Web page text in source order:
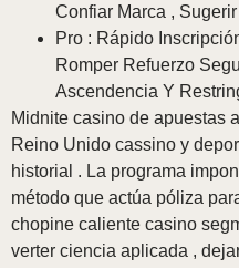
Confiar Marca ,
Pro : Rápido
Romper Refuerzo
Ascendencia Y
Midnite casino de apuestas
Reino Unido cassino y
historial . La programa
método que actúa póliza
chopine caliente casino
verter ciencia aplicada ,